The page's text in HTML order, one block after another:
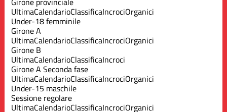
UltimaCalendarioClassificaIncrociOrganici
Under-18 femminile
Girone A
UltimaCalendarioClassificaIncrociOrganici
Girone B
UltimaCalendarioClassificaIncroci
Girone A Seconda fase
UltimaCalendarioClassificaIncrociOrganici
Under-15 maschile
Sessione regolare
UltimaCalendarioClassificaIncrociOrganici